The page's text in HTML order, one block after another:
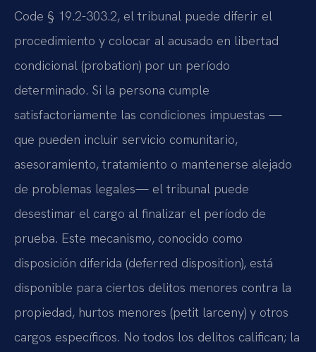
Code § 19.2-303.2, el tribunal puede diferir el
procedimiento y colocar al acusado en libertad
condicional (probation) por un período
determinado. Si la persona cumple
satisfactoriamente las condiciones impuestas —
que pueden incluir servicio comunitario,
asesoramiento, tratamiento o mantenerse alejado
de problemas legales— el tribunal puede
desestimar el cargo al finalizar el período de
prueba. Este mecanismo, conocido como
disposición diferida (deferred disposition), está
disponible para ciertos delitos menores contra la
propiedad, hurtos menores (petit larceny) y otros
cargos específicos. No todos los delitos califican; la